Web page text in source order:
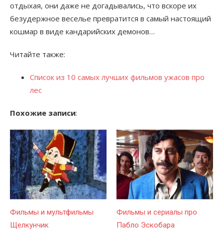
отдыхая, они даже не догадывались, что вскоре их
безудержное веселье превратится в самый настоящий
кошмар в виде кандарийских демонов…
Читайте также:
Список из 10 самых лучших фильмов ужасов про
лес
Похожие записи:
Фильмы и мультфильмы
Щелкунчик
Фильмы и сериалы про
Пабло Эскобара